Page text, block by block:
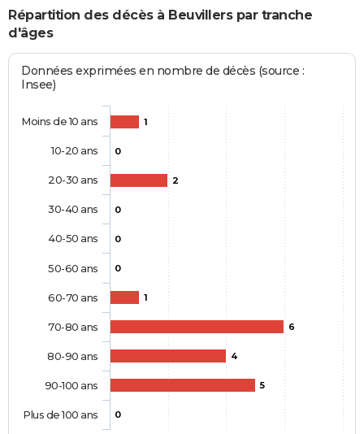
Répartition des décès à Beuvillers par tranche
d'âges
Données exprimées en nombre de décès (source :
Insee)
1
0
2
0
0
0
1
6
4
5
0
Moins de 10 ans
10-20 ans
20-30 ans
30-40 ans
40-50 ans
50-60 ans
60-70 ans
70-80 ans
80-90 ans
90-100 ans
Plus de 100 ans